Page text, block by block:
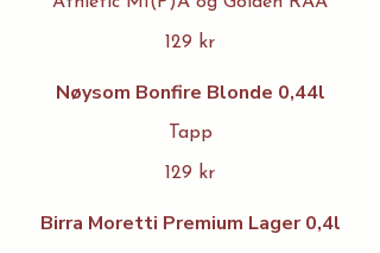
129 kr
Nøysom Bonfire Blonde 0,44l
Tapp
129 kr
Birra Moretti Premium Lager 0,4l